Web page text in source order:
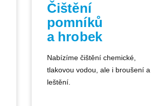
Čištění
pomníků
a hrobek
Nabízíme čištění chemické,
tlakovou vodou, ale i broušení a
leštění.